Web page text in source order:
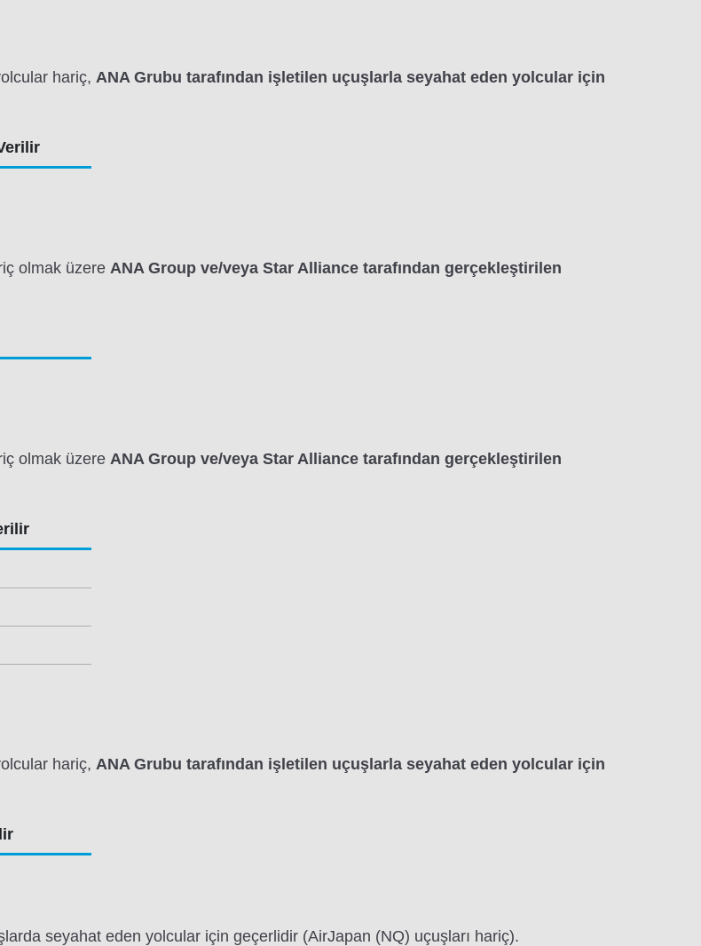
hariç, ANA Grubu tarafından işletilen uçuşlarla seyahat eden yolcular için
olmak üzere ANA Group ve/veya Star Alliance tarafından gerçekleştirilen
olmak üzere ANA Group ve/veya Star Alliance tarafından gerçekleştirilen
hariç, ANA Grubu tarafından işletilen uçuşlarla seyahat eden yolcular için
seyahat eden yolcular için geçerlidir (AirJapan (NQ) uçuşları hariç).